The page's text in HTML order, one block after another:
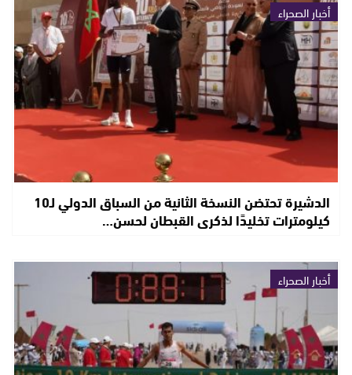
أخبار الصحراء
الدشيرة تحتضن النسخة الثانية من السباق الدولي لـ10
كيلومترات تخليدًا لذكرى القبطان لحسن…
أخبار الصحراء